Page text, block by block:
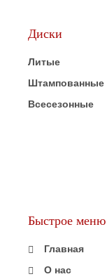
Диски
Литые
Штампованные
Всесезонные
Быстрое меню
Главная
О нас